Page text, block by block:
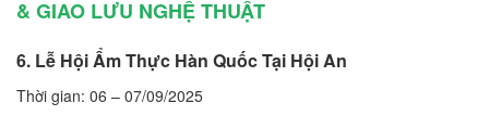
& GIAO LƯU NGHỆ THUẬT
6. Lễ Hội Ẩm Thực Hàn Quốc Tại Hội An
Thời gian: 06 – 07/09/2025